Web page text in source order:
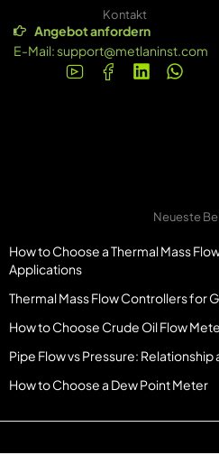
Kontakt
Angebot anfordern
E-Mail:support@metlaninst.com
Neueste
How to Choose a Thermal Mass
Applications
Thermal Mass Flow Controllers for
How to Choose Crude Oil Flow
Pipe Flow vs Pressure:
How to Choose a Dew Point Meter